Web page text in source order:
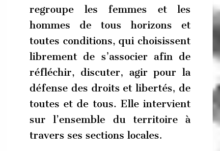
regroupe les femmes et les
hommes de tous horizons et
toutes conditions, qui choisissent
librement de s’associer afin de
réfléchir, discuter, agir pour la
défense des droits et libertés, de
toutes et de tous. Elle intervient
sur l’ensemble du territoire à
travers ses sections locales.